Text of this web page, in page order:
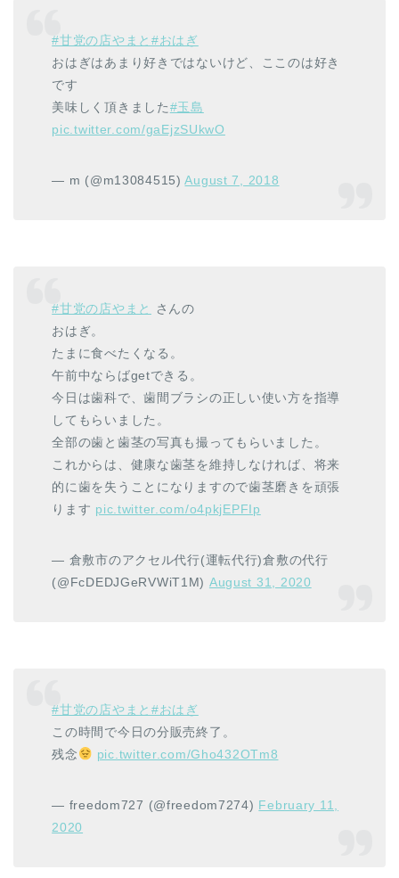
#甘党の店やまと #おはぎ
おはぎはあまり好きではないけど、ここのは好き
です
美味しく頂きました#玉島
pic.twitter.com/gaEjzSUkwO
— m (@m13084515)August 7, 2018
#甘党の店やまと
さんの
おはぎ。
たまに食べたくなる。
午前中ならばgetできる。
今日は歯科で、歯間ブラシの正しい使い方を指導
してもらいました。
全部の歯と歯茎の写真も撮ってもらいました。
これからは、健康な歯茎を維持しなければ、将来
的に歯を失うことになりますので歯茎磨きを頑張
ります pic.twitter.com/o4pkjEPFIp
— 倉敷市のアクセル代行(運転代行)倉敷の代行
(@FcDEDJGeRVWiT1M) August 31, 2020
#甘党の店やまと #おはぎ
この時間で今日の分販売終了。
残念
pic.twitter.com/Gho432OTm8
— freedom727 (@freedom7274) February 11,
2020